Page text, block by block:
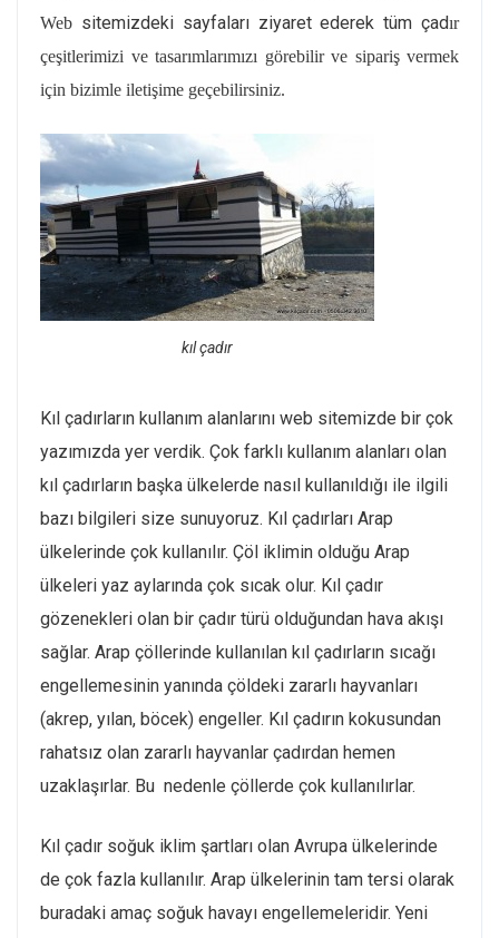
Web sitemizdeki sayfaları ziyaret ederek tüm çadır
çeşitlerimizi ve tasarımlarımızı görebilir ve sipariş vermek
için bizimle iletişime geçebilirsiniz.
kıl çadır
Kıl çadırların kullanım alanlarını web sitemizde bir çok
yazımızda yer verdik. Çok farklı kullanım alanları olan
kıl çadırların başka ülkelerde nasıl kullanıldığı ile ilgili
bazı bilgileri size sunuyoruz. Kıl çadırları Arap
ülkelerinde çok kullanılır. Çöl iklimin olduğu Arap
ülkeleri yaz aylarında çok sıcak olur. Kıl çadır
gözenekleri olan bir çadır türü olduğundan hava akışı
sağlar. Arap çöllerinde kullanılan kıl çadırların sıcağı
engellemesinin yanında çöldeki zararlı hayvanları
(akrep, yılan, böcek) engeller. Kıl çadırın kokusundan
rahatsız olan zararlı hayvanlar çadırdan hemen
uzaklaşırlar. Bu nedenle çöllerde çok kullanılırlar.
Kıl çadır soğuk iklim şartları olan Avrupa ülkelerinde
de çok fazla kullanılır. Arap ülkelerinin tam tersi olarak
buradaki amaç soğuk havayı engellemeleridir. Yeni